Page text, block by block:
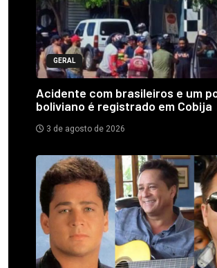
GERAL
Acidente com brasileiros e um
boliviano é registrado em Cobija
3 de agosto de 2026